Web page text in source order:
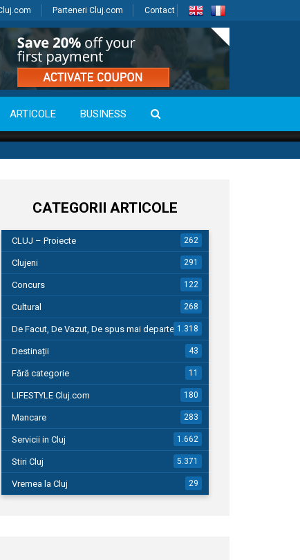
Parteneri Cluj.com Contact
ARTICOLE BUSINESS
CATEGORII ARTICOLE
CLUJ – Proiecte 262
Clujeni 291
Concurs 122
Cultural 268
De Facut, De Vazut, De spus mai departe…1.318
Destinații 43
Fără categorie 11
LIFESTYLE Cluj.com 180
Mancare 283
Servicii in Cluj 1.662
Stiri Cluj 5.371
Vremea la Cluj 29